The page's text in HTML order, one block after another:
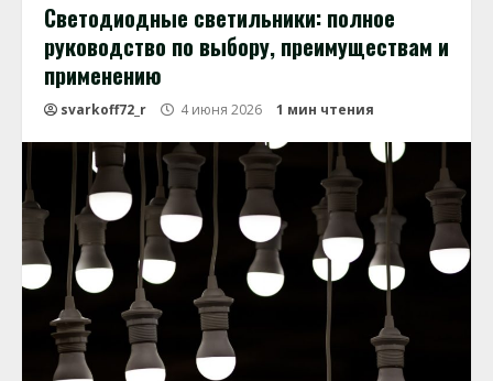
Светодиодные светильники: полное
руководство по выбору, преимуществам и
применению
svarkoff72_r 4 июня 2026 1 мин чтения